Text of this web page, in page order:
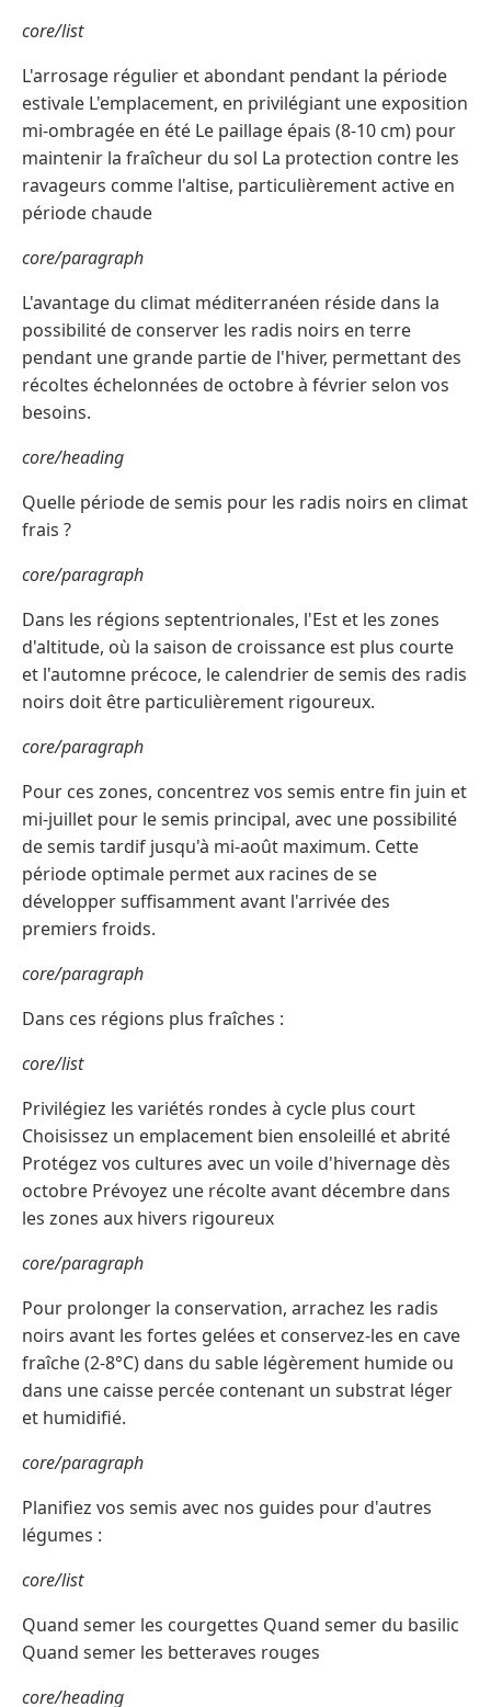
core/list
L'arrosage régulier et abondant pendant la période
estivale L'emplacement, en privilégiant une exposition
mi-ombragée en été Le paillage épais (8-10 cm) pour
maintenir la fraîcheur du sol La protection contre les
ravageurs comme l'altise, particulièrement active en
période chaude
core/paragraph
L'avantage du climat méditerranéen réside dans la
possibilité de conserver les radis noirs en terre
pendant une grande partie de l'hiver, permettant des
récoltes échelonnées de octobre à février selon vos
besoins.
core/heading
Quelle période de semis pour les radis noirs en climat
frais ?
core/paragraph
Dans les régions septentrionales, l'Est et les zones
d'altitude, où la saison de croissance est plus courte
et l'automne précoce, le calendrier de semis des radis
noirs doit être particulièrement rigoureux.
core/paragraph
Pour ces zones, concentrez vos semis entre fin juin et
mi-juillet pour le semis principal, avec une possibilité
de semis tardif jusqu'à mi-août maximum. Cette
période optimale permet aux racines de se
développer suffisamment avant l'arrivée des
premiers froids.
core/paragraph
Dans ces régions plus fraîches :
core/list
Privilégiez les variétés rondes à cycle plus court
Choisissez un emplacement bien ensoleillé et abrité
Protégez vos cultures avec un voile d'hivernage dès
octobre Prévoyez une récolte avant décembre dans
les zones aux hivers rigoureux
core/paragraph
Pour prolonger la conservation, arrachez les radis
noirs avant les fortes gelées et conservez-les en cave
fraîche (2-8°C) dans du sable légèrement humide ou
dans une caisse percée contenant un substrat léger
et humidifié.
core/paragraph
Planifiez vos semis avec nos guides pour d'autres
légumes :
core/list
Quand semer les courgettes Quand semer du basilic
Quand semer les betteraves rouges
core/heading